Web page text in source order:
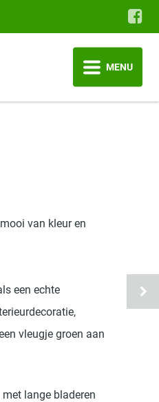
MENU
van kleur en
een echte
vleugje groen aan
lange bladeren